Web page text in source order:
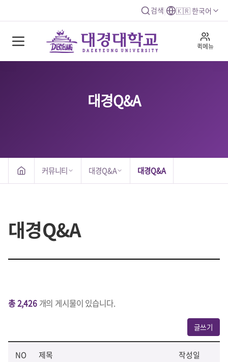
검색 🇰🇷 한국어
퀵메뉴
대경Q&A
커뮤니티 대경Q&A 대경Q&A
대경Q&A
총 2,426개의 게시물이 있습니다.
글쓰기
NO 제목 작성일